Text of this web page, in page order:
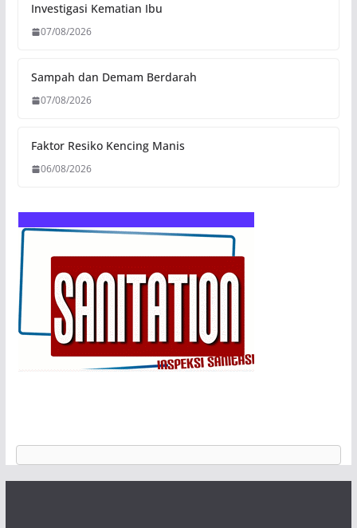
Investigasi Kematian Ibu
07/08/2026
Sampah dan Demam Berdarah
07/08/2026
Faktor Resiko Kencing Manis
06/08/2026